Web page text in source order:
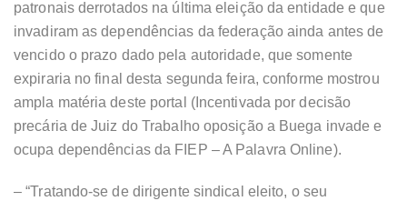
patronais derrotados na última eleição da entidade e que
invadiram as dependências da federação ainda antes de
vencido o prazo dado pela autoridade, que somente
expiraria no final desta segunda feira, conforme mostrou
ampla matéria deste portal (Incentivada por decisão
precária de Juiz do Trabalho oposição a Buega invade e
ocupa dependências da FIEP – A Palavra Online).
– “Tratando-se de dirigente sindical eleito, o seu